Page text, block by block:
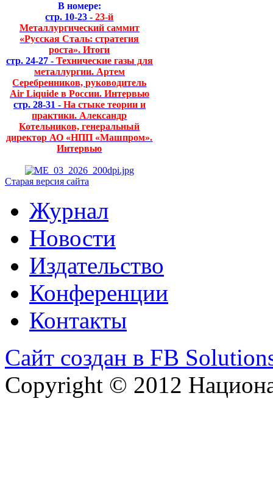
В номере:
стр. 10-23 - 23-й
Металлургический саммит
«Русская Сталь: стратегия
роста». Итоги
стр. 24-27 - Технические газы для
металлургии. Артем
Серебренников, руководитель
Air Liquide в России. Интервью
стр. 28-31 - На стыке теории и
практики. Александр
Котельников, генеральный
директор АО «НПП «Машпром».
Интервью
Старая версия сайта
Журнал
Новости
Издательство
Конференции
Контакты
Сайт создан в FB
Copyright © 2012